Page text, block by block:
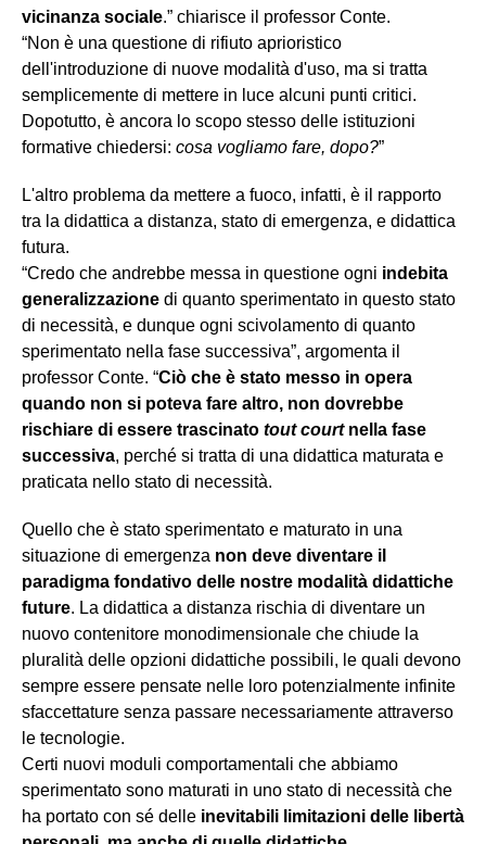
vicinanza sociale.” chiarisce il professor Conte.
“Non è una questione di rifiuto aprioristico
dell'introduzione di nuove modalità d'uso, ma si tratta
semplicemente di mettere in luce alcuni punti critici.
Dopotutto, è ancora lo scopo stesso delle istituzioni
formative chiedersi: cosa vogliamo fare, dopo?”
L'altro problema da mettere a fuoco, infatti, è il rapporto
tra la didattica a distanza, stato di emergenza, e didattica
futura.
“Credo che andrebbe messa in questione ogni indebita
generalizzazione di quanto sperimentato in questo stato
di necessità, e dunque ogni scivolamento di quanto
sperimentato nella fase successiva”, argomenta il
professor Conte. “Ciò che è stato messo in opera
quando non si poteva fare altro, non dovrebbe
rischiare di essere trascinato tout courtnella fase
successiva, perché si tratta di una didattica maturata e
praticata nello stato di necessità.
Quello che è stato sperimentato e maturato in una
situazione di emergenza non deve diventare il
paradigma fondativo delle nostre modalità didattiche
future. La didattica a distanza rischia di diventare un
nuovo contenitore monodimensionale che chiude la
pluralità delle opzioni didattiche possibili, le quali devono
sempre essere pensate nelle loro potenzialmente infinite
sfaccettature senza passare necessariamente attraverso
le tecnologie.
Certi nuovi moduli comportamentali che abbiamo
sperimentato sono maturati in uno stato di necessità che
ha portato con sé delle inevitabili limitazioni delle libertà